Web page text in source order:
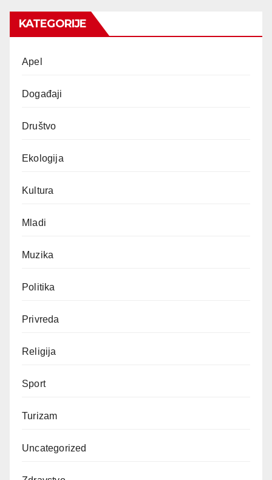
KATEGORIJE
Apel
Događaji
Društvo
Ekologija
Kultura
Mladi
Muzika
Politika
Privreda
Religija
Sport
Turizam
Uncategorized